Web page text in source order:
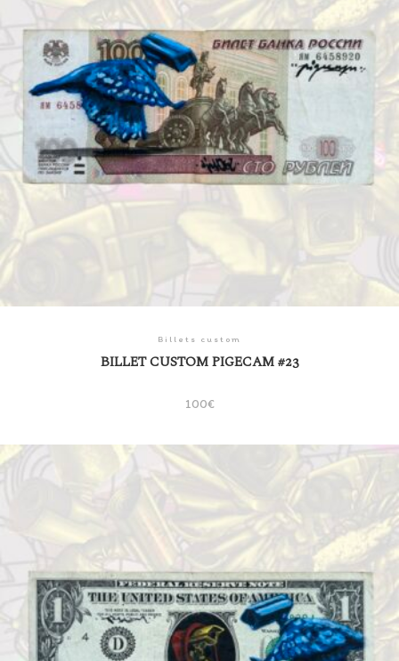
Billets custom
BILLET CUSTOM PIGECAM #23
100€